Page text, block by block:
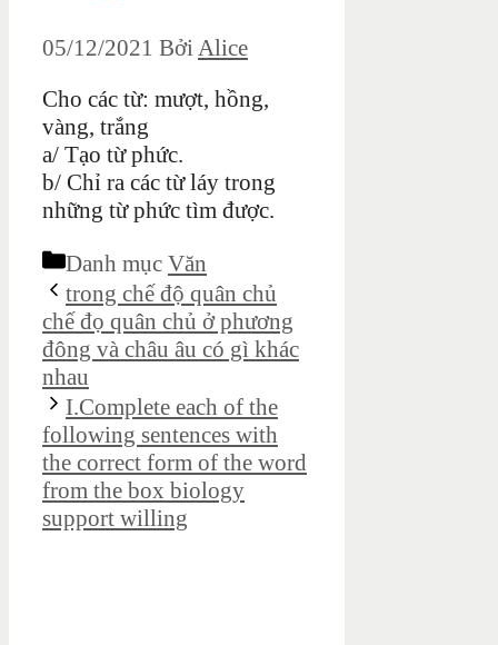
05/12/2021 BởiAlice
Cho các từ: mượt, hồng,
vàng, trắng
a/ Tạo từ phức.
b/ Chỉ ra các từ láy trong
những từ phức tìm được.
Danh mục Văn
trong chế độ quân chủ
chế đọ quân chủ ở phương
đông và châu âu có gì khác
nhau
I.Complete each of the
following sentences with
the correct form of the word
from the box biology
support willing